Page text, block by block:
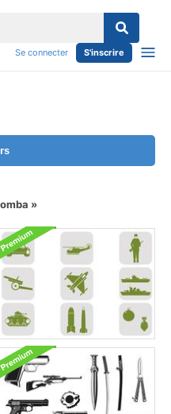
Se connecter S'inscrire